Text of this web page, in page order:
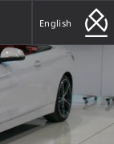
English